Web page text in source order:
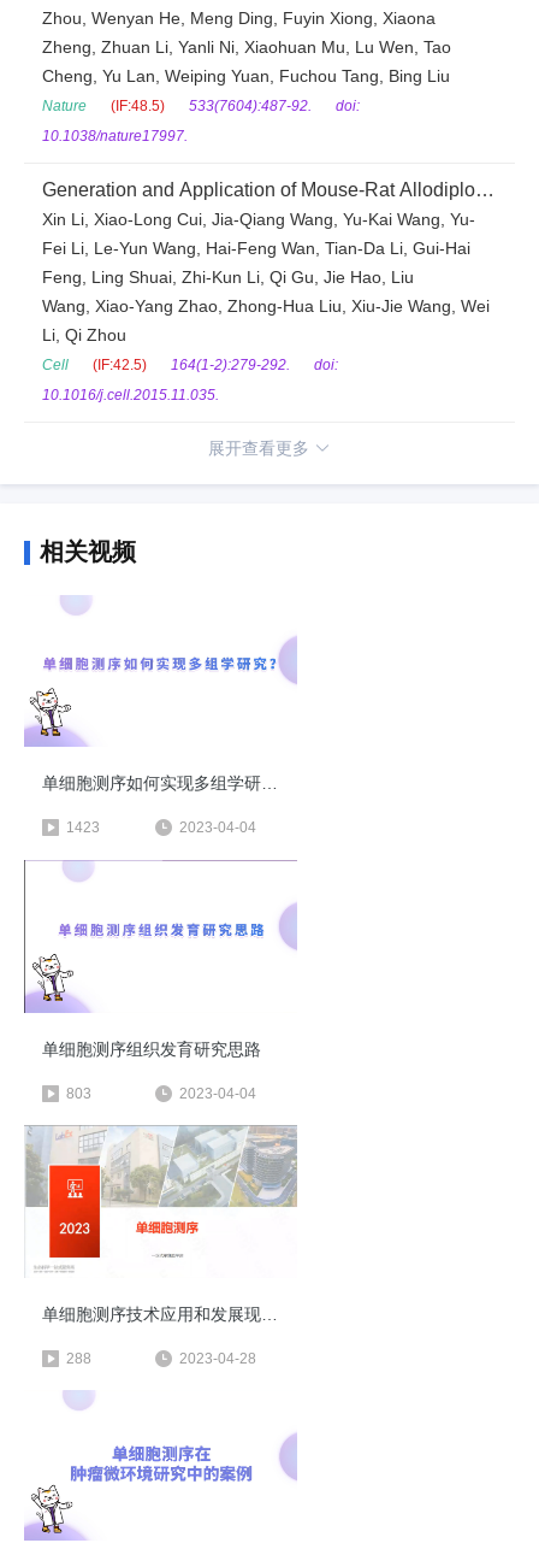
Zhou, Wenyan He, Meng Ding, Fuyin Xiong, Xiaona
Zheng, Zhuan Li, Yanli Ni, Xiaohuan Mu, Lu Wen, Tao
Cheng, Yu Lan, Weiping Yuan, Fuchou Tang, Bing Liu
Nature (IF:48.5) 533(7604):487-92.
doi:
10.1038/nature17997.
Generation and Application of Mouse-Rat Allodiploid
Embryonic Stem Cells
Xin Li, Xiao-Long Cui, Jia-Qiang Wang, Yu-Kai Wang, Yu-
Fei Li, Le-Yun Wang, Hai-Feng Wan, Tian-Da Li, Gui-Hai
Feng, Ling Shuai, Zhi-Kun Li, Qi Gu, Jie Hao, Liu
Wang, Xiao-Yang Zhao, Zhong-Hua Liu, Xiu-Jie Wang, Wei
Li, Qi Zhou
Cell (IF:42.5) 164(1-2):279-292.
doi:
10.1016/j.cell.2015.11.035.
展开查看更多
相关视频
单细胞测序如何实现多组学研究？
1423 2023-04-04
单细胞测序组织发育研究思路
803 2023-04-04
288 2023-04-28